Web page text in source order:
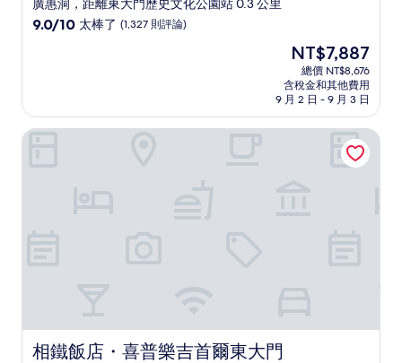
級
廣惠洞，距離東大門歷史文化公園站 0.3 公里
9.0
太
棒
9.0/10 太棒了 (1,327 則評論)
現
在
價
格
為
NT$7,887
NT$7,887
總價 NT$8,676
含稅金和其他費用
9 月 2 日 - 9 月 3 日
相鐵飯店・喜普樂吉首爾東大門
相鐵飯店・喜普樂吉首爾東大門
相鐵飯店・喜普樂吉首爾東大門